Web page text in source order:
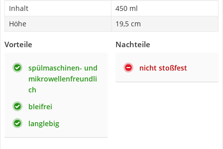
Inhalt
450 ml
Höhe
19,5 cm
Vorteile
spülmaschinen- und
mikrowellenfreundli
ch
bleifrei
langlebig
Nachteile
nicht stoßfest